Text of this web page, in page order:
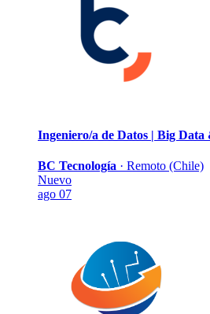
Ingeniero/a de Datos | Big Data
BC Tecnología · Remoto (Chile)
Nuevo
ago 07